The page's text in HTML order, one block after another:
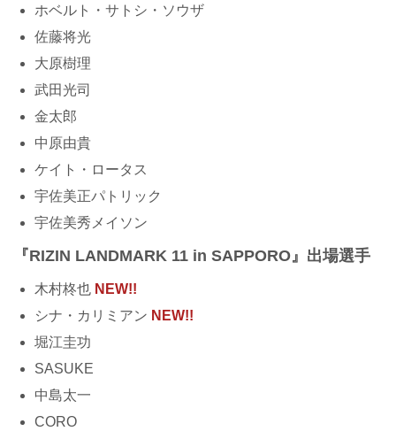
ホベルト・サトシ・ソウザ
佐藤将光
大原樹理
武田光司
金太郎
中原由貴
ケイト・ロータス
宇佐美正パトリック
宇佐美秀メイソン
『RIZIN LANDMARK 11 in SAPPORO』出場選手
⽊村柊也 NEW!!
シナ・カリミアン NEW!!
堀江圭功
SASUKE
中島太一
CORO